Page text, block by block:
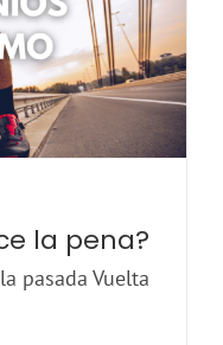
la pena?
pasada Vuelta